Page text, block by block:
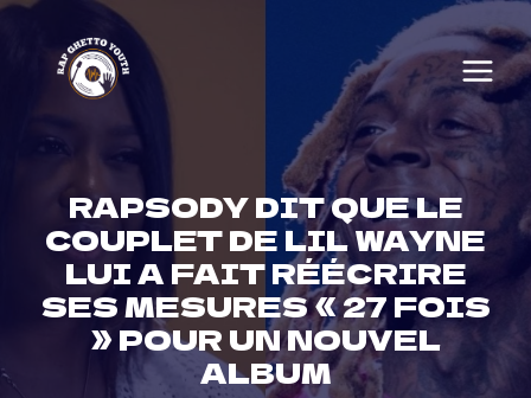
Skip
content
RAPSODY DIT QUE LE
COUPLET DE LIL WAYNE
LUI A FAIT RÉÉCRIRE
SES MESURES « 27 FOIS
» POUR UN NOUVEL
ALBUM